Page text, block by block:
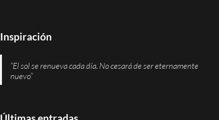
Inspiración
“El sol se renueva cada día. No cesará de ser eternamente
nuevo”
Últimas entradas